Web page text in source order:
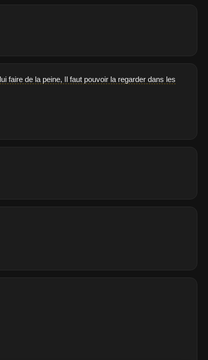
faire de la peine, Il faut pouvoir la regarder dans les